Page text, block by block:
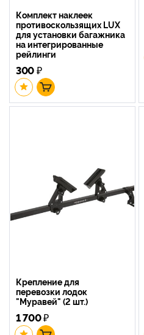
Комплект наклеек
противоскользящих LUX
для установки багажника
на интегрированные
рейлинги
300₽
Крепление для
перевозки лодок
"Муравей" (2 шт.)
1 700₽